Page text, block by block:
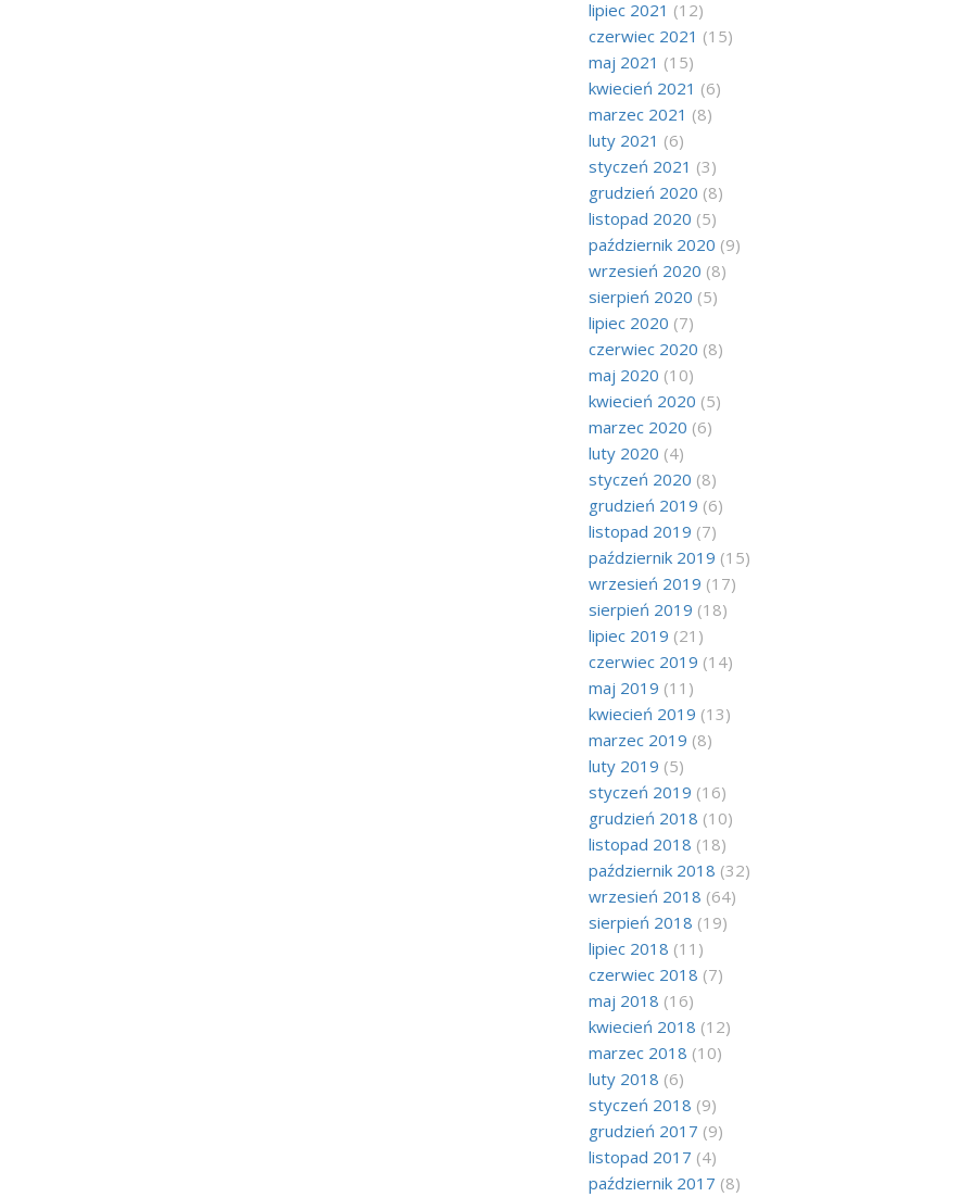
lipiec 2021 (12)
czerwiec 2021 (15)
maj 2021 (15)
kwiecień 2021 (6)
marzec 2021 (8)
luty 2021 (6)
styczeń 2021 (3)
grudzień 2020 (8)
listopad 2020 (5)
październik 2020 (9)
wrzesień 2020 (8)
sierpień 2020 (5)
lipiec 2020 (7)
czerwiec 2020 (8)
maj 2020 (10)
kwiecień 2020 (5)
marzec 2020 (6)
luty 2020 (4)
styczeń 2020 (8)
grudzień 2019 (6)
listopad 2019 (7)
październik 2019 (15)
wrzesień 2019 (17)
sierpień 2019 (18)
lipiec 2019 (21)
czerwiec 2019 (14)
maj 2019 (11)
kwiecień 2019 (13)
marzec 2019 (8)
luty 2019 (5)
styczeń 2019 (16)
grudzień 2018 (10)
listopad 2018 (18)
październik 2018 (32)
wrzesień 2018 (64)
sierpień 2018 (19)
lipiec 2018 (11)
czerwiec 2018 (7)
maj 2018 (16)
kwiecień 2018 (12)
marzec 2018 (10)
luty 2018 (6)
styczeń 2018 (9)
grudzień 2017 (9)
listopad 2017 (4)
październik 2017 (8)